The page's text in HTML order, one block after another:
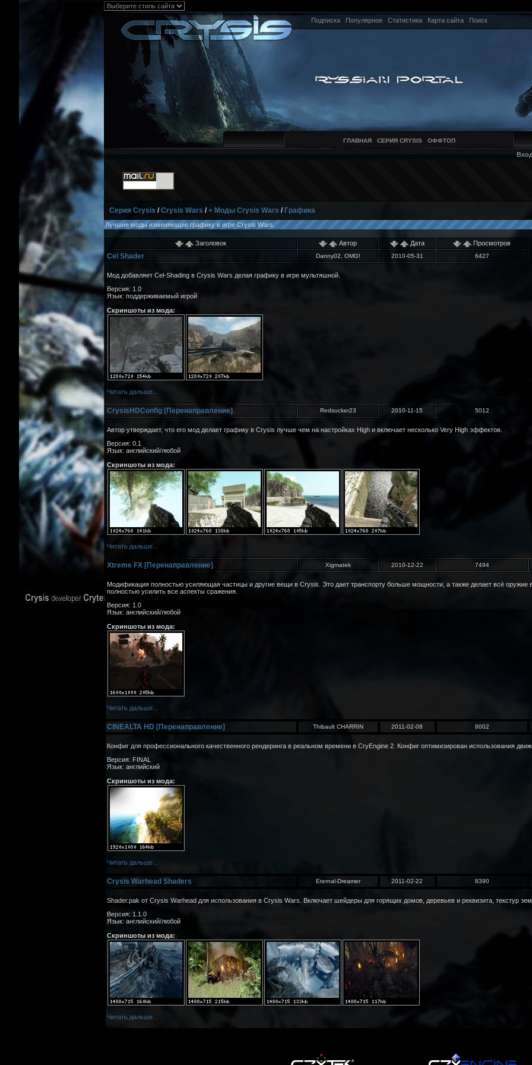
Подписка Популярное Статистика Карта сайта Поиск
ГЛАВНАЯ СЕРИЯ CRYSIS ОФФТОП
Серия Crysis /Crysis Wars /+ Моды Crysis Wars / Графика
Лучшие моды изменяющие графику в игре Crysis Wars.
Заголовок Автор Дата Просмотров
Cel Shader Danny02, OMG! 2010-05-31 6427
Мод добавляет Cel-Shading в Crysis Wars делая графику в игре мультяшной.
Версия: 1.0
Язык: поддерживаемый игрой
Скриншоты из мода:
Читать дальше...
CrysisHDConfig [Перенаправление] Redsucker23 2010-11-15 5012
Автор утверждает, что его мод делает графику в Crysis лучше чем на настройках High и включает несколько Very High эффектов.
Версия: 0.1
Язык: английский/любой
Скриншоты из мода:
Читать дальше...
Xtreme FX [Перенаправление] Xigmatek 2010-12-22 7494
Модификация полностью усиляющая частицы и другие вещи в Crysis. Это дает транспорту больше мощности, а также делает всё оружие
полностью усилить все аспекты сражения.
Версия: 1.0
Язык: английский/любой
Скриншоты из мода:
Читать дальше...
CINEALTA HD [Перенаправление] Thibault CHARRIN 2011-02-08 8002
Конфиг для профессионального качественного рендеринга в реальном времени в CryEngine 2. Конфиг оптимизирован использования
Версия: FINAL
Язык: английский
Скриншоты из мода:
Читать дальше...
Crysis Warhead Shaders Eternal-Dreamer 2011-02-22 8390
Shader.pak от Crysis Warhead для использования в Crysis Wars. Включает шейдеры для горящих домов, деревьев и реквизита, текстур
Версия: 1.1.0
Язык: английский/любой
Скриншоты из мода:
Читать дальше...